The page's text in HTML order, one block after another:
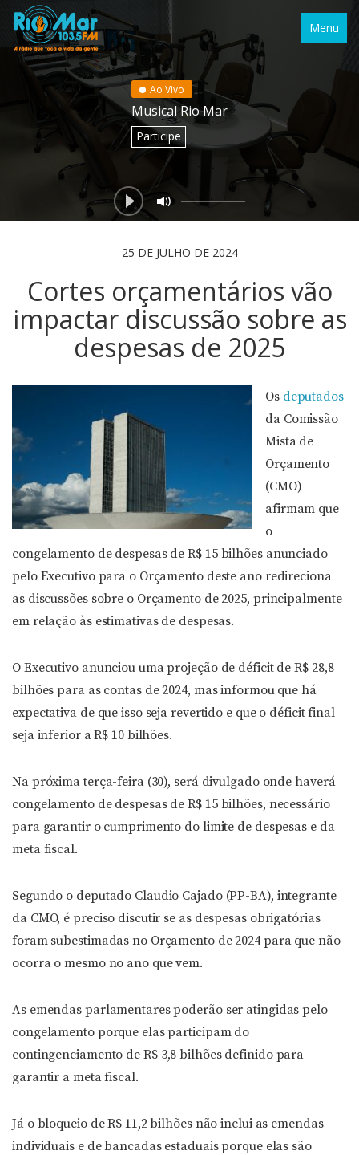
Menu
Ao Vivo
Musical Rio Mar
Participe
25 DE JULHO DE 2024
Cortes orçamentários vão
impactar discussão sobre as
despesas de 2025
Os deputados
da Comissão
Mista de
Orçamento
(CMO)
afirmam que
o
congelamento de despesas de R$ 15 bilhões anunciado
pelo Executivo para o Orçamento deste ano redireciona
as discussões sobre o Orçamento de 2025, principalmente
em relação às estimativas de despesas.
O Executivo anunciou uma projeção de déficit de R$ 28,8
bilhões para as contas de 2024, mas informou que há
expectativa de que isso seja revertido e que o déficit final
seja inferior a R$ 10 bilhões.
Na próxima terça-feira (30), será divulgado onde haverá
congelamento de despesas de R$ 15 bilhões, necessário
para garantir o cumprimento do limite de despesas e da
meta fiscal.
Segundo o deputado Claudio Cajado (PP-BA), integrante
da CMO, é preciso discutir se as despesas obrigatórias
foram subestimadas no Orçamento de 2024 para que não
ocorra o mesmo no ano que vem.
As emendas parlamentares poderão ser atingidas pelo
congelamento porque elas participam do
contingenciamento de R$ 3,8 bilhões definido para
garantir a meta fiscal.
Já o bloqueio de R$ 11,2 bilhões não inclui as emendas
individuais e de bancadas estaduais porque elas são